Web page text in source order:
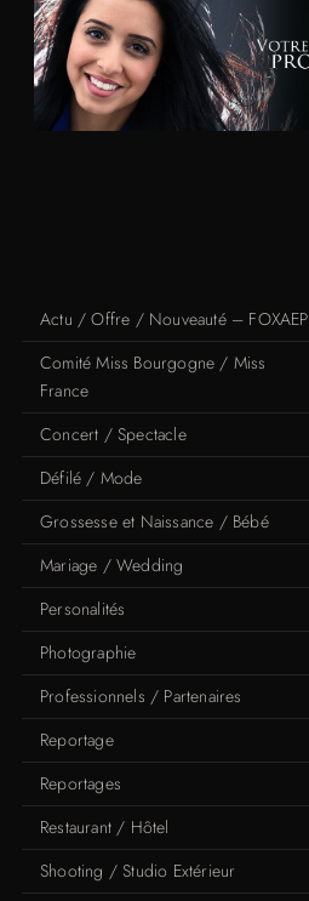
Actu / Offre / Nouveauté – FOXAEP
Comité Miss Bourgogne / Miss
France
Concert / Spectacle
Défilé / Mode
Grossesse et Naissance / Bébé
Mariage / Wedding
Personalités
Photographie
Professionnels / Partenaires
Reportage
Reportages
Restaurant / Hôtel
Shooting / Studio Extérieur